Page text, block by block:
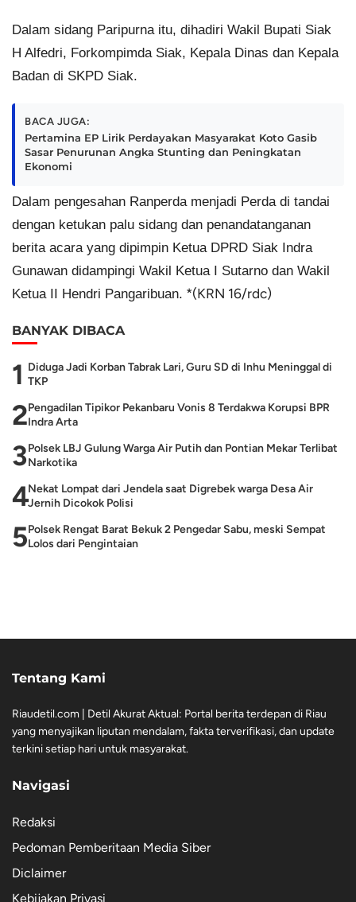
Dalam sidang Paripurna itu, dihadiri Wakil Bupati Siak
H Alfedri, Forkompimda Siak, Kepala Dinas dan Kepala
Badan di SKPD Siak.
BACA JUGA:
Pertamina EP Lirik Perdayakan Masyarakat Koto Gasib
Sasar Penurunan Angka Stunting dan Peningkatan
Ekonomi
Dalam pengesahan Ranperda menjadi Perda di tandai
dengan ketukan palu sidang dan penandatanganan
berita acara yang dipimpin Ketua DPRD Siak Indra
Gunawan didampingi Wakil Ketua I Sutarno dan Wakil
Ketua II Hendri Pangaribuan. *(KRN 16/rdc)
BANYAK DIBACA
1 Diduga Jadi Korban Tabrak Lari, Guru SD di Inhu Meninggal di
TKP
2Pengadilan Tipikor Pekanbaru Vonis 8 Terdakwa Korupsi BPR
Indra Arta
3Polsek LBJ Gulung Warga Air Putih dan Pontian Mekar Terlibat
Narkotika
4Nekat Lompat dari Jendela saat Digrebek warga Desa Air
Jernih Dicokok Polisi
5Polsek Rengat Barat Bekuk 2 Pengedar Sabu, meski Sempat
Lolos dari Pengintaian
Tentang Kami
Riaudetil.com | Detil Akurat Aktual: Portal berita terdepan di Riau
yang menyajikan liputan mendalam, fakta terverifikasi, dan update
terkini setiap hari untuk masyarakat.
Navigasi
Redaksi
Pedoman Pemberitaan Media Siber
Diclaimer
Kebijakan Privasi